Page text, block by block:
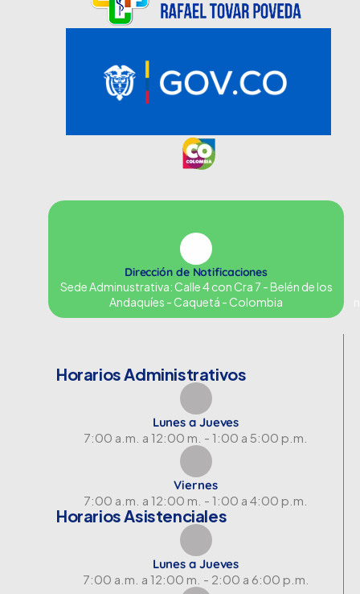
Dirección de Notificaciones
Sede Adminustrativa: Calle 4 con Cra 7 - Belén de los
Andaquíes - Caquetá - Colombia
Horarios Administrativos
Lunes a Jueves
7:00 a.m. a 12:00 m. - 1:00 a 5:00 p.m.
Viernes
7:00 a.m. a 12:00 m. - 1:00 a 4:00 p.m.
Horarios Asistenciales
Lunes a Jueves
7:00 a.m. a 12:00 m. - 2:00 a 6:00 p.m.